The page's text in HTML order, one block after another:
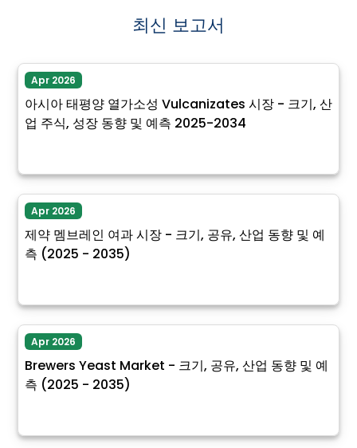
최신 보고서
Apr 2026
아시아 태평양 열가소성 Vulcanizates 시장 - 크기, 산
업 주식, 성장 동향 및 예측 2025-2034
Apr 2026
제약 멤브레인 여과 시장 - 크기, 공유, 산업 동향 및 예
측 (2025 - 2035)
Apr 2026
Brewers Yeast Market - 크기, 공유, 산업 동향 및 예
측 (2025 - 2035)